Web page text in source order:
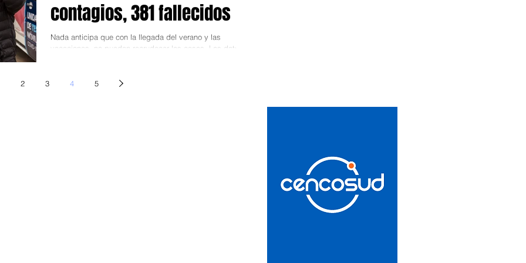
contagios, 381 fallecidos
Nada anticipa que con la llegada del verano y las
vacaciones, no puedan recrudecer los casos. Los datos
2 3 4 5